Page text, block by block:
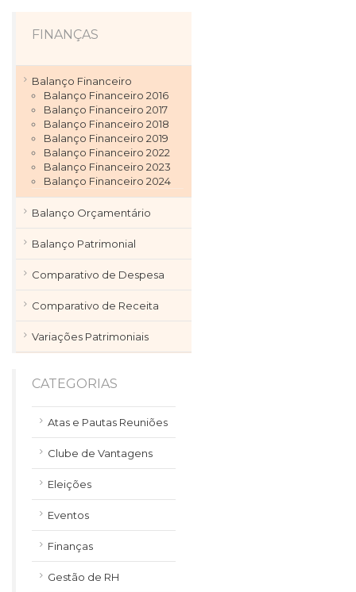
FINANÇAS
Balanço Financeiro
Balanço Financeiro 2016
Balanço Financeiro 2017
Balanço Financeiro 2018
Balanço Financeiro 2019
Balanço Financeiro 2022
Balanço Financeiro 2023
Balanço Financeiro 2024
Balanço Orçamentário
Balanço Patrimonial
Comparativo de Despesa
Comparativo de Receita
Variações Patrimoniais
CATEGORIAS
Atas e Pautas Reuniões
Clube de Vantagens
Eleições
Eventos
Finanças
Gestão de RH